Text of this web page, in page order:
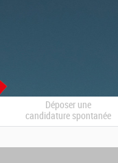
Déposer une
candidature spontanée